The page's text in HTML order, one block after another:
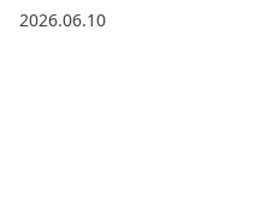
2026.06.10